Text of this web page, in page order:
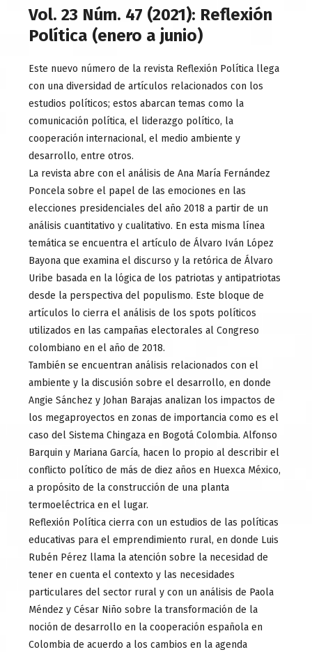
Vol. 23 Núm. 47 (2021): Reflexión
Política (enero a junio)
Este nuevo número de la revista Reflexión Política llega
con una diversidad de artículos relacionados con los
estudios políticos; estos abarcan temas como la
comunicación política, el liderazgo político, la
cooperación internacional, el medio ambiente y
desarrollo, entre otros.
La revista abre con el análisis de Ana María Fernández
Poncela sobre el papel de las emociones en las
elecciones presidenciales del año 2018 a partir de un
análisis cuantitativo y cualitativo. En esta misma línea
temática se encuentra el artículo de Álvaro Iván López
Bayona que examina el discurso y la retórica de Álvaro
Uribe basada en la lógica de los patriotas y antipatriotas
desde la perspectiva del populismo. Este bloque de
artículos lo cierra el análisis de los spots políticos
utilizados en las campañas electorales al Congreso
colombiano en el año de 2018.
También se encuentran análisis relacionados con el
ambiente y la discusión sobre el desarrollo, en donde
Angie Sánchez y Johan Barajas analizan los impactos de
los megaproyectos en zonas de importancia como es el
caso del Sistema Chingaza en Bogotá Colombia. Alfonso
Barquin y Mariana García, hacen lo propio al describir el
conflicto político de más de diez años en Huexca México,
a propósito de la construcción de una planta
termoeléctrica en el lugar.
Reflexión Política cierra con un estudios de las políticas
educativas para el emprendimiento rural, en donde Luis
Rubén Pérez llama la atención sobre la necesidad de
tener en cuenta el contexto y las necesidades
particulares del sector rural y con un análisis de Paola
Méndez y César Niño sobre la transformación de la
noción de desarrollo en la cooperación española en
Colombia de acuerdo a los cambios en la agenda